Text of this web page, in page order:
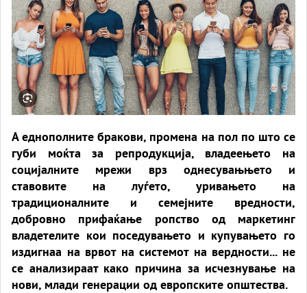
А еднополните бракови, промена на пол по што се
губи моќта за репродукција, владеењето на
социјалните мрежи врз однесувањњето и
ставовите на луѓето, уривањето на
традиционалните и семејните вредности,
добровно прифаќање ропство од маркетинг
владетелите кои поседувањето и купувањето го
издигнаа на врвот на системот на вердности... не
се анализираат како причина за исчезнување на
нови, млади генерации од европските општества.